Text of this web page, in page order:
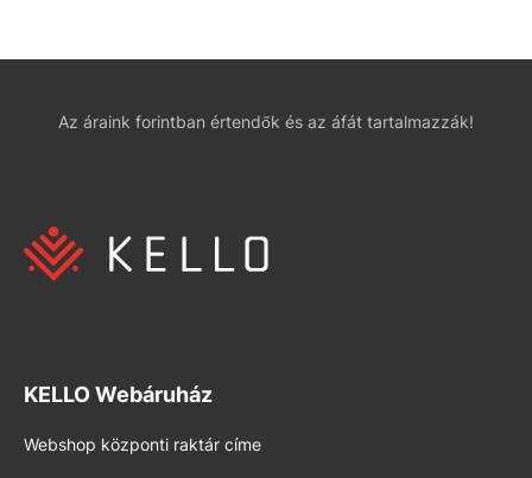
Az áraink forintban értendők és az áfát tartalmazzák!
KELLO Webáruház
Webshop központi raktár címe